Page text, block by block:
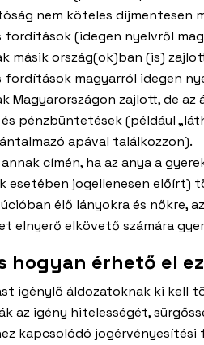
nem köteles díjmentesen
fordítások (idegen nyelvről
másik ország(ok)ban (is)
fordítások magyarról idegen
Magyarországon zajlott, de
pénzbüntetések (például
apával találkozzon).
címén, ha az anya a
esetében jogellenesen előírt)
élő lányokra és nőkre,
elnyerő elkövető számára
hogyan érhető el
igénylő áldozatoknak ki kell
az igény hitelességét,
kapcsolódó jogérvényesítési